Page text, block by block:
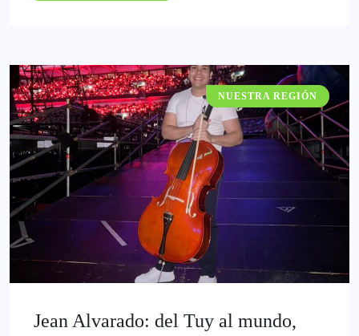
GATACRONOS
NUESTRA REGIÓN
Jean Alvarado: del Tuy al mundo,